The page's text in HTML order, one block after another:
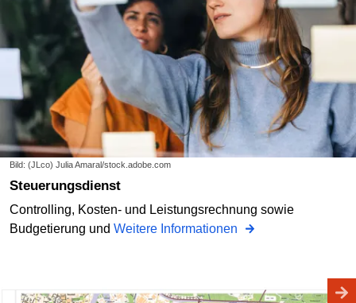
Bild: (JLco) Julia Amaral/stock.adobe.com
Steuerungsdienst
Controlling, Kosten- und Leistungsrechnung sowie
Budgetierung und Weitere Informationen